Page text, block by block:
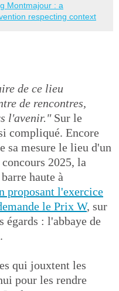
Montmajour : a
respecting context
de ce lieu
de rencontres,
l'avenir."Sur le
compliqué. Encore
sa mesure le lieu d'un
2025, la
haute à
proposant l'exercice
le Prix W, sur
égards : l'abbaye de
qui jouxtent les
pour les rendre